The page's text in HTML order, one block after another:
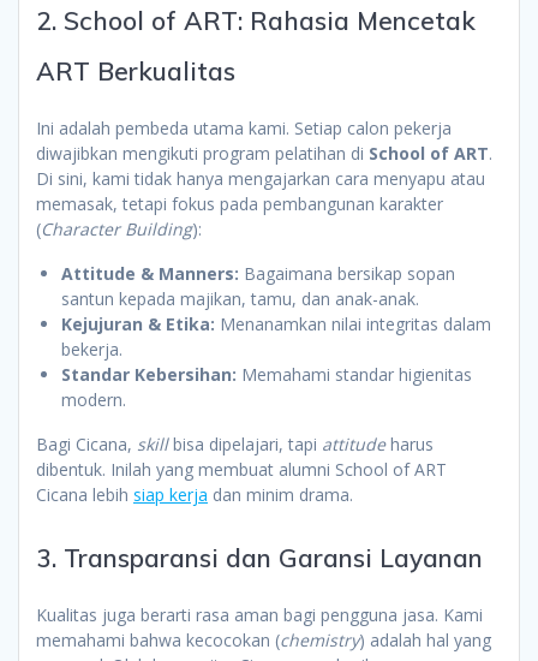
2. School of ART: Rahasia Mencetak
ART Berkualitas
Ini adalah pembeda utama kami. Setiap calon pekerja
diwajibkan mengikuti program pelatihan di School of ART.
Di sini, kami tidak hanya mengajarkan cara menyapu atau
memasak, tetapi fokus pada pembangunan karakter
(Character Building):
Attitude & Manners: Bagaimana bersikap sopan
santun kepada majikan, tamu, dan anak-anak.
Kejujuran & Etika: Menanamkan nilai integritas dalam
bekerja.
Standar Kebersihan: Memahami standar higienitas
modern.
Bagi Cicana, skillbisa dipelajari, tapi attitudeharus
dibentuk. Inilah yang membuat alumni School of ART
Cicana lebih siap kerja dan minim drama.
3. Transparansi dan Garansi Layanan
Kualitas juga berarti rasa aman bagi pengguna jasa. Kami
memahami bahwa kecocokan (chemistry) adalah hal yang